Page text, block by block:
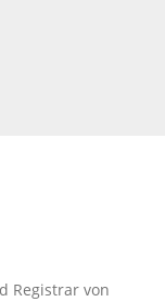
Registrar von